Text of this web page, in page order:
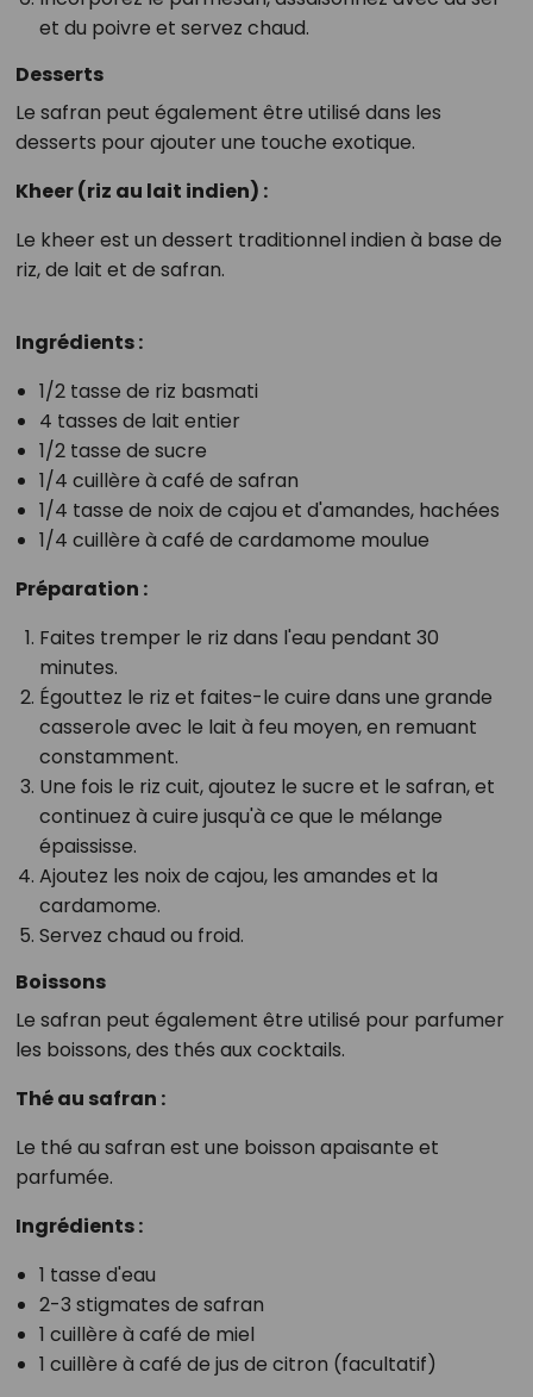
et du poivre et servez chaud.
Desserts
Le safran peut également être utilisé dans les
desserts pour ajouter une touche exotique.
Kheer (riz au lait indien) :
Le kheer est un dessert traditionnel indien à base de
riz, de lait et de safran.
Ingrédients :
1/2 tasse de riz basmati
4 tasses de lait entier
1/2 tasse de sucre
1/4 cuillère à café de safran
1/4 tasse de noix de cajou et d'amandes, hachées
1/4 cuillère à café de cardamome moulue
Préparation :
Faites tremper le riz dans l'eau pendant 30
minutes.
Égouttez le riz et faites-le cuire dans une grande
casserole avec le lait à feu moyen, en remuant
constamment.
Une fois le riz cuit, ajoutez le sucre et le safran, et
continuez à cuire jusqu'à ce que le mélange
épaississe.
Ajoutez les noix de cajou, les amandes et la
cardamome.
Servez chaud ou froid.
Boissons
Le safran peut également être utilisé pour parfumer
les boissons, des thés aux cocktails.
Thé au safran :
Le thé au safran est une boisson apaisante et
parfumée.
Ingrédients :
1 tasse d'eau
2-3 stigmates de safran
1 cuillère à café de miel
1 cuillère à café de jus de citron (facultatif)